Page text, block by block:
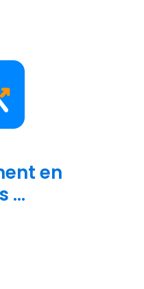
en
...